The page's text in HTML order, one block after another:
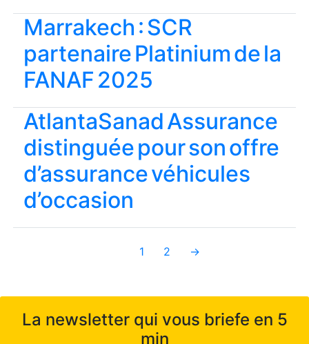
Marrakech : SCR
partenaire Platinium de la
FANAF 2025
AtlantaSanad Assurance
distinguée pour son offre
d’assurance véhicules
d’occasion
1 2 →
La newsletter qui vous briefe en 5
min